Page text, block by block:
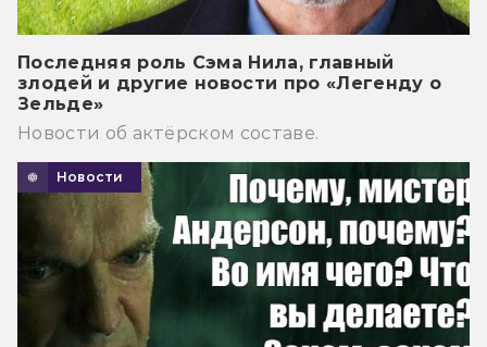
Последняя роль Сэма Нила, главный
злодей и другие новости про «Легенду о
Зельде»
Новости об актёрском составе.
Новости